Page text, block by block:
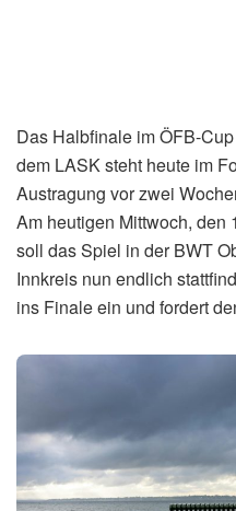
Das Halbfinale im ÖFB-
dem LASK steht heute im
Austragung vor zwei
Am heutigen Mittwoch, den
soll das Spiel in der BWT
Innkreis nun endlich
ins Finale ein und fordert